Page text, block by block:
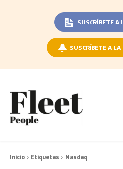
SUSCRÍBETE A
SUSCRÍBETE A
Inicio Etiquetas Nasdaq